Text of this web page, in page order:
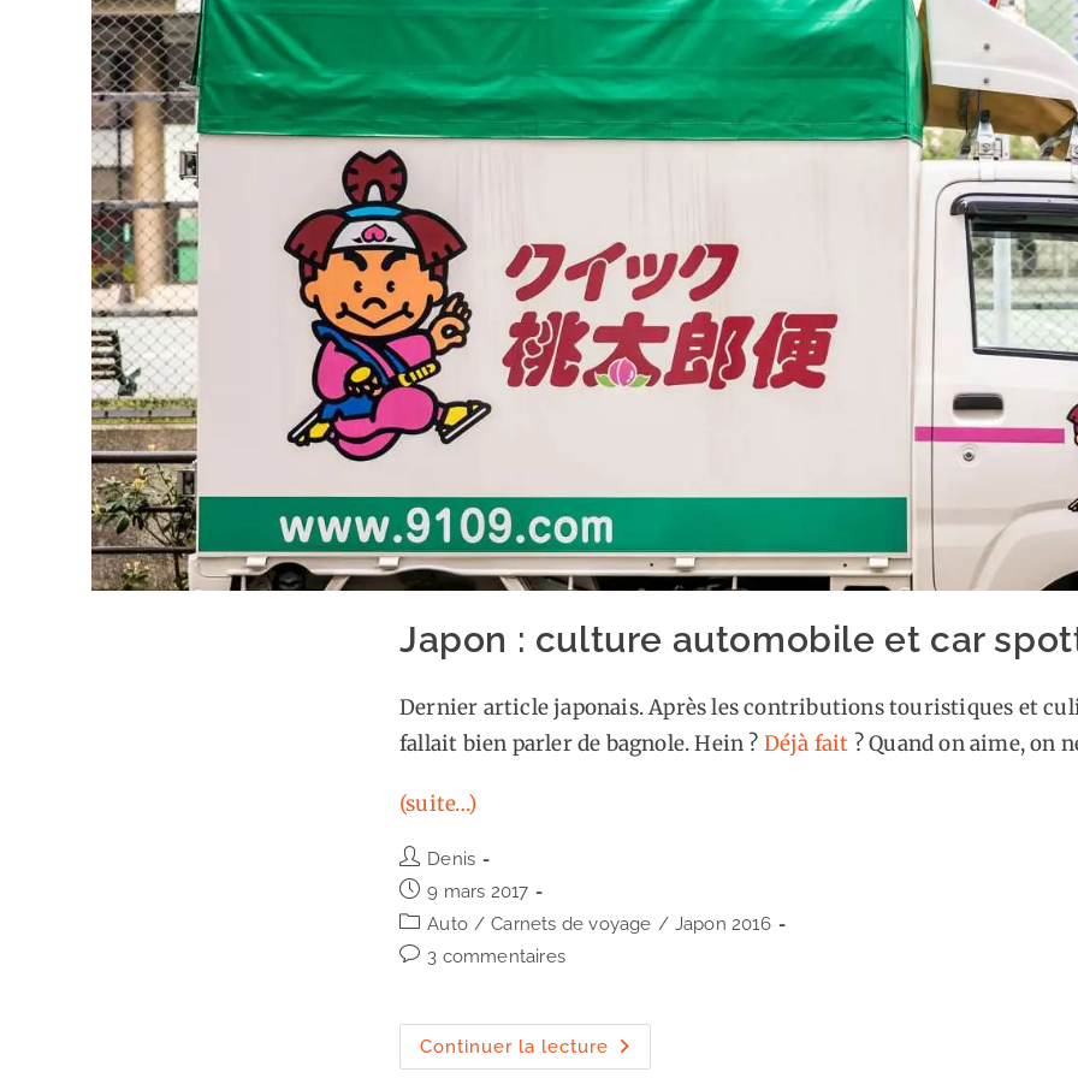
Japon : culture automobile et car
Dernier article japonais. Après les contributions touristiques et
fallait bien parler de bagnole. Hein ? Déjà fait ? Quand on aime, on
(suite…)
Auteur/autrice
de
publication :
Denis
Publication
publiée :
9 mars 2017
Post
category:
Auto / Carnets de voyage / Japon 2016
Commentaires
publication :
3 commentaires
Continuer la lecture Japon